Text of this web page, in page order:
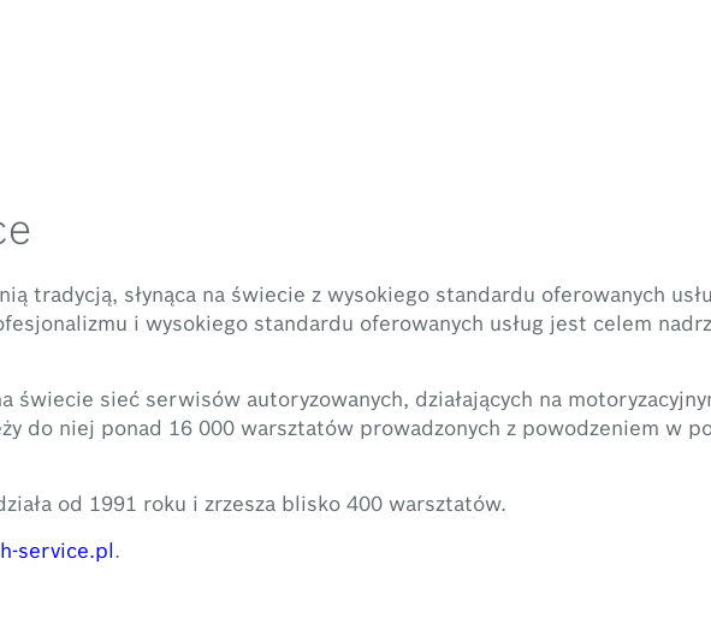
tradycją, słynąca na świecie z wysokiego standardu oferowanych
i wysokiego standardu oferowanych usług jest celem
świecie sieć serwisów autoryzowanych, działających na
do niej ponad 16 000 warsztatów prowadzonych z powodzeniem w
od 1991 roku i zrzesza blisko 400 warsztatów.
service.pl.